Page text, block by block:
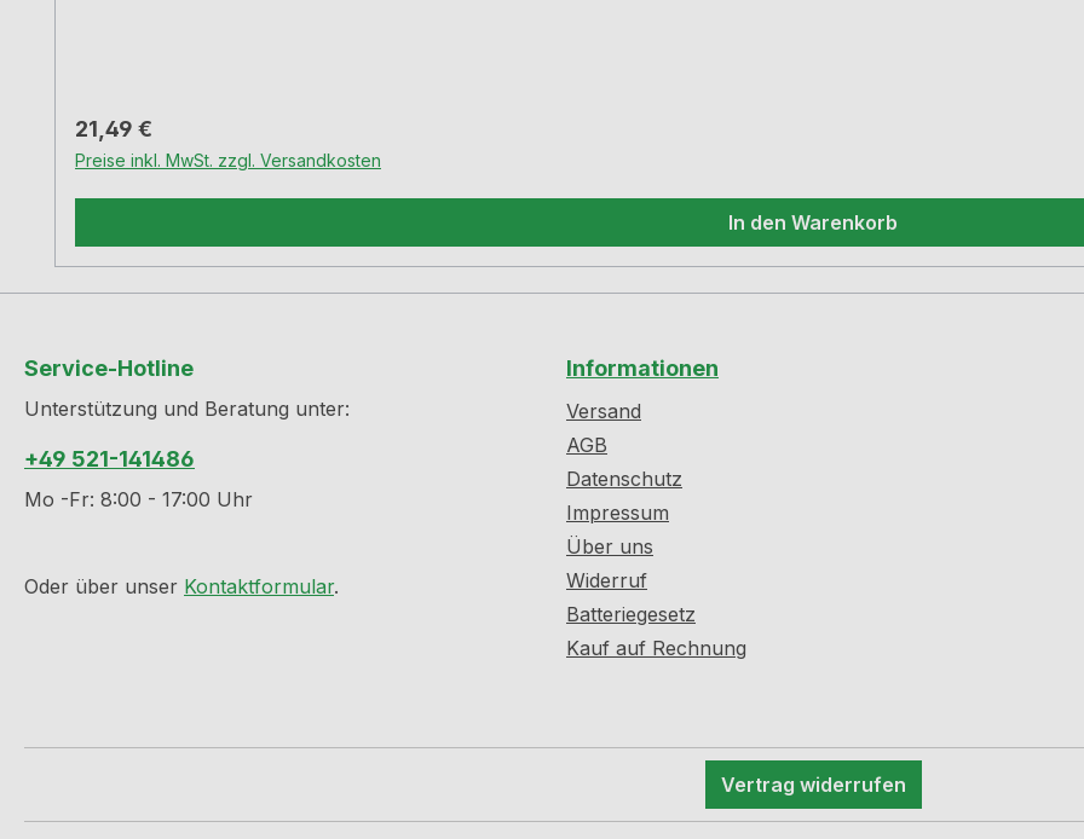
Regulärer Preis:
21,49 €
Preise inkl. MwSt. zzgl. Versandkosten
In den Warenkorb
Service-Hotline
Unterstützung und Beratung unter:
+49 521-141486
Mo -Fr: 8:00 - 17:00 Uhr
Oder über unser Kontaktformular.
Informationen
Versand
AGB
Datenschutz
Impressum
Über uns
Widerruf
Batteriegesetz
Kauf auf Rechnung
Vertrag widerrufen